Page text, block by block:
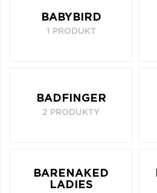
BABYBIRD
1 PRODUKT
BADFINGER
2 PRODUKTY
BARENAKED
LADIES